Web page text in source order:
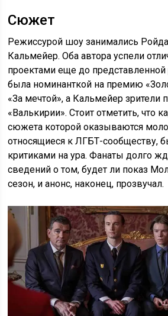
Сюжет
Режиссурой шоу занимались
Кальмейер. Оба автора успели
проектами еще до
была номинанткой на премию
«За мечтой», а Кальмейер зрители
«Валькирии». Стоит отметить, что
сюжета которой оказываются
относящиеся к ЛГБТ-сообществу,
критиками на ура. Фанаты долго
сведений о том, будет ли показ
сезон, и анонс, наконец, прозвучал.